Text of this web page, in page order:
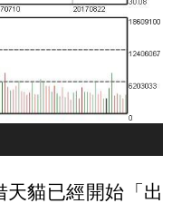
貓已經開始「出